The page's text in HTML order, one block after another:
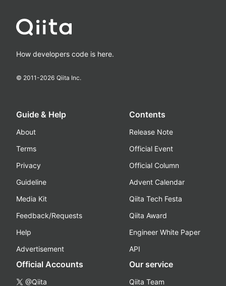
How developers code is here.
© 2011-2026 Qiita Inc.
Guide & Help
About
Terms
Privacy
Guideline
Media Kit
Feedback/Requests
Help
Advertisement
Contents
Release Note
Official Event
Official Column
Advent Calendar
Qiita Tech Festa
Qiita Award
Engineer White Paper
API
Official Accounts
@Qiita
Our service
Qiita Team